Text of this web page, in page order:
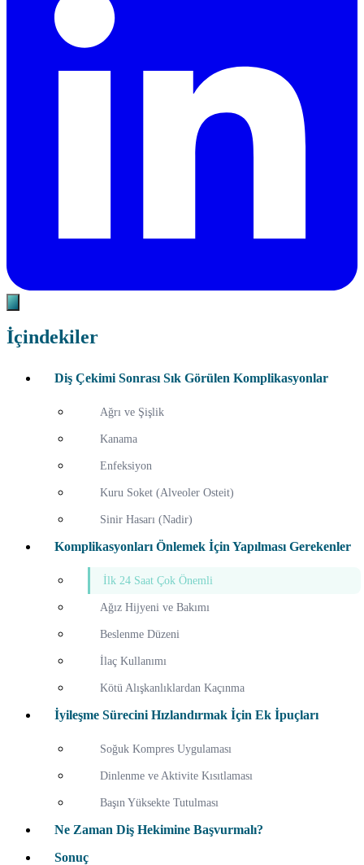
İçindekiler
Diş Çekimi Sonrası Sık Görülen Komplikasyonlar
Ağrı ve Şişlik
Kanama
Enfeksiyon
Kuru Soket (Alveoler Osteit)
Sinir Hasarı (Nadir)
Komplikasyonları Önlemek İçin Yapılması Gerekenler
İlk 24 Saat Çok Önemli
Ağız Hijyeni ve Bakımı
Beslenme Düzeni
İlaç Kullanımı
Kötü Alışkanlıklardan Kaçınma
İyileşme Sürecini Hızlandırmak İçin Ek İpuçları
Soğuk Kompres Uygulaması
Dinlenme ve Aktivite Kısıtlaması
Başın Yüksekte Tutulması
Ne Zaman Diş Hekimine Başvurmalı?
Sonuç